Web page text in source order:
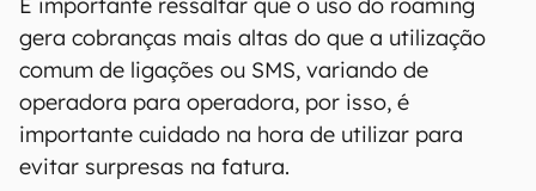
gera cobranças mais altas do que a utilização
comum de ligações ou SMS, variando de
operadora para operadora, por isso, é
importante cuidado na hora de utilizar para
evitar surpresas na fatura.